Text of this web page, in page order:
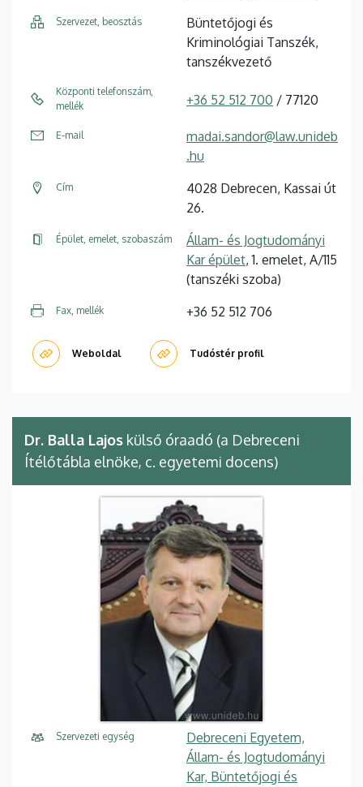
Szervezet, beosztás
Büntetőjogi és
Kriminológiai Tanszék,
tanszékvezető
Központi telefonszám,
mellék
+36 52 512 700 / 77120
E-mail
madai.sandor@law.unideb
.hu
Cím
4028 Debrecen, Kassai út
26.
Épület, emelet, szobaszám
Állam- és Jogtudományi
Kar épület, 1. emelet, A/115
(tanszéki szoba)
Fax, mellék +36 52 512 706
Weboldal Tudóstér profil
Dr. Balla Lajos külső óraadó (a Debreceni
Ítélőtábla elnöke, c. egyetemi docens)
Szervezeti egység
Debreceni Egyetem,
Állam- és Jogtudományi
Kar, Büntetőjogi és